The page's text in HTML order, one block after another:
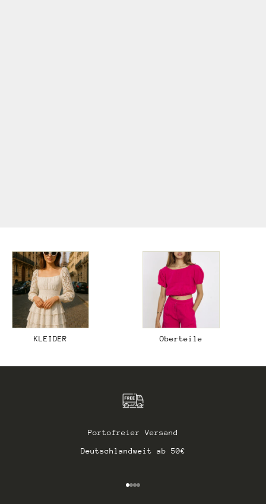
KLEIDER Oberteile
Portofreier Versand
Deutschlandweit ab 50€
Gehe zu Element 1
Gehe zu Element 2
Gehe zu Element 3
Gehe zu Element 4